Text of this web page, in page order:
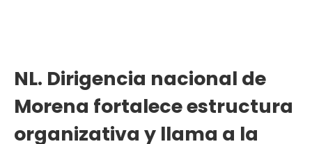
NL. Dirigencia nacional de
Morena fortalece estructura
organizativa y llama a la